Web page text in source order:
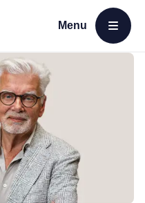
Menu
Open menu